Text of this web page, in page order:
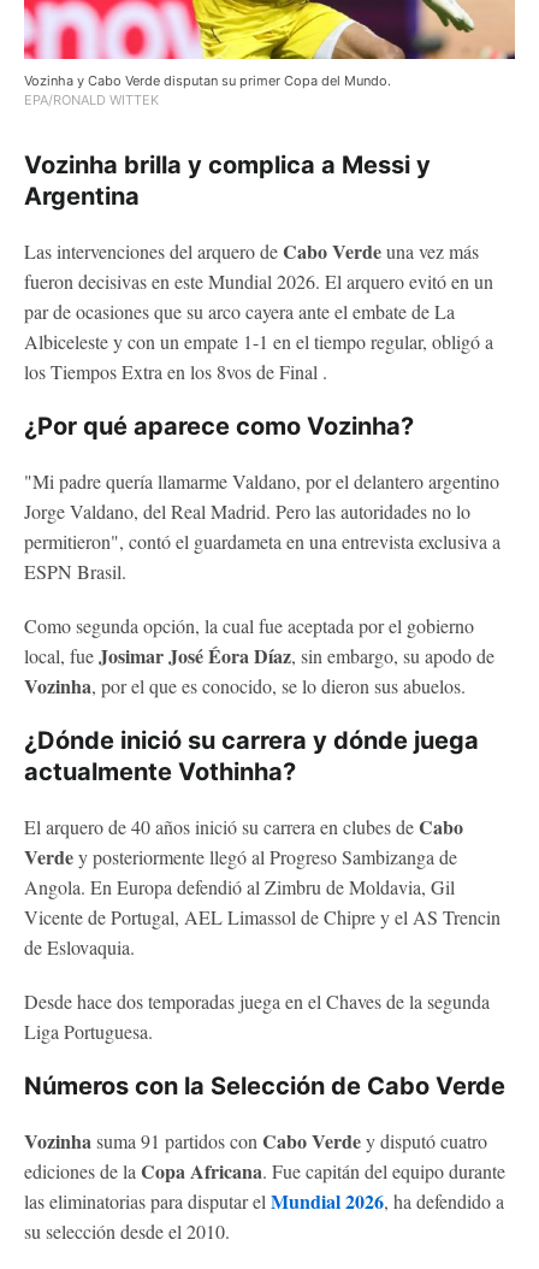
Vozinha y Cabo Verde disputan su primer Copa del Mundo.
EPA/RONALD WITTEK
Vozinha brilla y complica a Messi y
Argentina
Las intervenciones del arquero deCabo Verdeuna vez más
fueron decisivas en este Mundial 2026. El arquero evitó en un
par de ocasiones que su arco cayera ante el embate de La
Albiceleste y con un empate 1-1 en el tiempo regular, obligó a
los Tiempos Extra en los 8vos de Final .
¿Por qué aparece como Vozinha?
"Mi padre quería llamarme Valdano, por el delantero argentino
Jorge Valdano, del Real Madrid. Pero las autoridades no lo
permitieron", contó el guardameta en una entrevista exclusiva a
ESPN Brasil.
Como segunda opción, la cual fue aceptada por el gobierno
local, fueJosimar José Éora Díaz, sin embargo, su apodo de
Vozinha, por el que es conocido, se lo dieron sus abuelos.
¿Dónde inició su carrera y dónde juega
actualmente Vothinha?
El arquero de 40 años inició su carrera en clubes deCabo
Verdey posteriormente llegó al Progreso Sambizanga de
Angola. En Europa defendió al Zimbru de Moldavia, Gil
Vicente de Portugal, AEL Limassol de Chipre y el AS Trencin
de Eslovaquia.
Desde hace dos temporadas juega en el Chaves de la segunda
Liga Portuguesa.
Números con la Selección de Cabo Verde
Vozinhasuma 91 partidos con Cabo Verdey disputó cuatro
ediciones de la Copa Africana. Fue capitán del equipo durante
las eliminatorias para disputar el Mundial 2026, ha defendido a
su selección desde el 2010.